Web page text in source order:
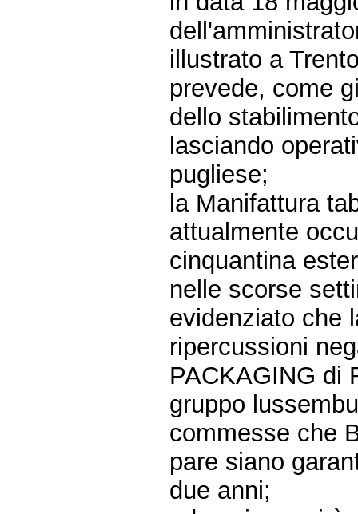
illustrato a
prevede, come
dello
lasciando
pugliese;
la Manifattura
attualmente
cinquantina
nelle scorse
evidenziato che
ripercussioni
PACKAGING di
gruppo
commesse che
pare siano
due anni;